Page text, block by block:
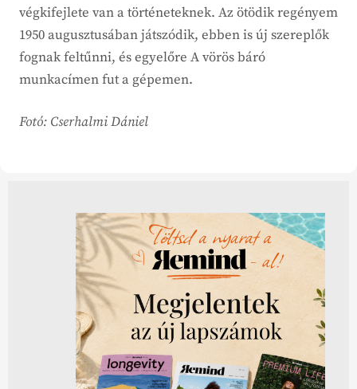
végkifejlete van a történeteknek. Az ötödik regényem
1950 augusztusában játszódik, ebben is új szereplők
fognak feltűnni, és egyelőre A vörös báró
munkacímen fut a gépemen.
Fotó: Cserhalmi Dániel